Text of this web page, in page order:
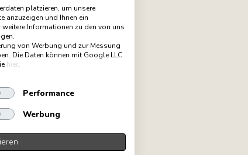
platzieren, um unsere
anzuzeigen und Ihnen ein
Informationen zu den von uns
von Werbung und zur Messung
Die Daten können mit Google LLC
hier.
Performance
Werbung